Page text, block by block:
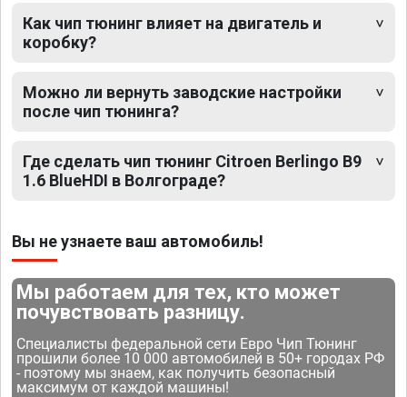
Как чип тюнинг влияет на двигатель и
коробку?
Можно ли вернуть заводские настройки
после чип тюнинга?
Где сделать чип тюнинг Citroen Berlingo B9
1.6 BlueHDI в Волгограде?
Вы не узнаете ваш автомобиль!
Мы работаем для тех, кто может
почувствовать разницу.
Специалисты федеральной сети Евро Чип Тюнинг
прошили более 10 000 автомобилей в 50+ городах РФ
- поэтому мы знаем, как получить безопасный
максимум от каждой машины!